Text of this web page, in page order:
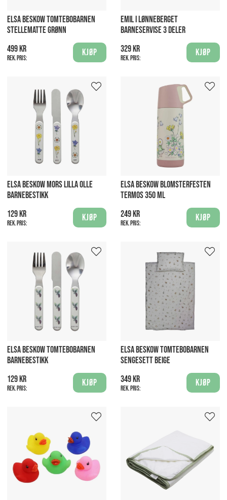
ELSA BESKOW TOMTEBOBARNEN
STELLEMATTE GRØNN
499 kr
Rek. pris:
Kjøp
EMIL I LØNNEBERGET
BARNESERVISE 3 DELER
329 kr
Rek. pris:
Kjøp
ELSA BESKOW MORS LILLA OLLE
BARNEBESTIKK
129 kr
Rek. pris:
Kjøp
ELSA BESKOW BLOMSTERFESTEN
TERMOS 350 ML
249 kr
Rek. pris:
Kjøp
ELSA BESKOW TOMTEBOBARNEN
BARNEBESTIKK
129 kr
Rek. pris:
Kjøp
ELSA BESKOW TOMTEBOBARNEN
SENGESETT BEIGE
349 kr
Rek. pris:
Kjøp